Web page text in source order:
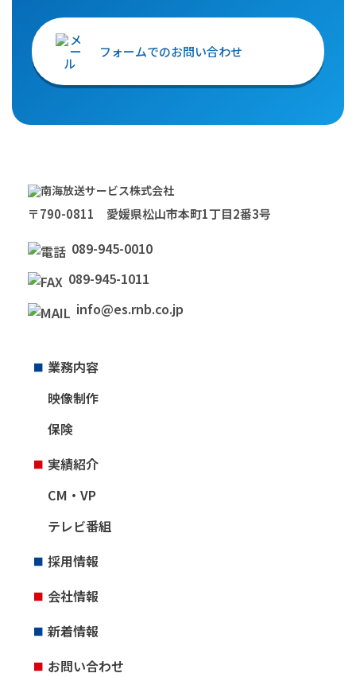
フォームでのお問い合わせ
〒790-0811 愛媛県松山市本町1丁目2番3号
089-945-0010
089-945-1011
info@es.rnb.co.jp
業務内容
映像制作
保険
実績紹介
CM・VP
テレビ番組
採用情報
会社情報
新着情報
お問い合わせ